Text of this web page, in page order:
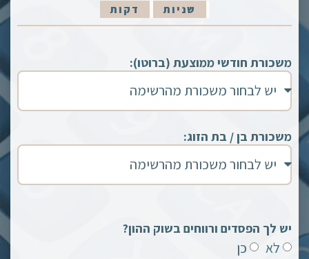
דקות שניות
משכורת חודשי ממוצעת (ברוטו):
משכורת בן / בת הזוג:
יש לך הפסדים ורווחים בשוק ההון?
לא כן